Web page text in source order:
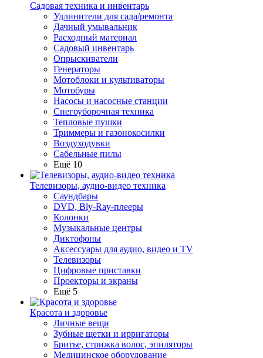
Садовая техника и инвентарь
Удлинители для сада/ремонта
Дачный умывальник
Расходный материал
Садовый инвентарь
Опрыскиватели
Генераторы
Мотоблоки и культиваторы
Мотобуры
Насосы и насосные станции
Снегоуборочная техника
Тепловые пушки
Триммеры и газонокосилки
Воздуходувки
Сабельные пилы
Ещё 10
Телевизоры, аудио-видео техника
Саундбары
DVD, Bly-Ray-плееры
Колонки
Музыкальные центры
Диктофоны
Аксессуары для аудио, видео и TV
Телевизоры
Цифровые приставки
Проекторы и экраны
Ещё 5
Красота и здоровье
Личные вещи
Зубные щетки и ирригаторы
Бритье, стрижка волос, эпиляторы
Медицинское оборудование